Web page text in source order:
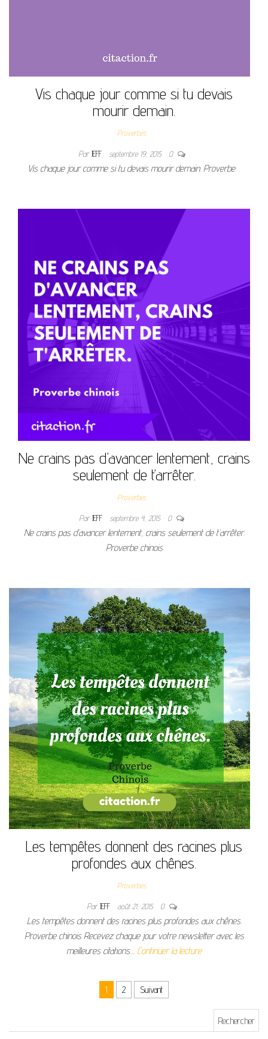
Vis chaque jour comme si tu devais
mourir demain.
Proverbes
ParJEFF septembre 19, 2015 0
Vis chaque jour comme si tu devais mourir demain. Proverbe.
Ne crains pas d’avancer lentement, crains
seulement de t’arrêter.
Proverbes
ParJEFF septembre 4, 2015 0
Ne crains pas d’avancer lentement, crains seulement de t’arrêter.
Proverbe chinois
Les tempêtes donnent des racines plus
profondes aux chênes.
Proverbes
ParJEFF août 21, 2015 0
Les tempêtes donnent des racines plus profondes aux chênes.
Proverbe chinois Recevez chaque jour votre newsletter avec les
meilleures citations… Continuer la lecture
Pagination des publications
1 2 Suivant